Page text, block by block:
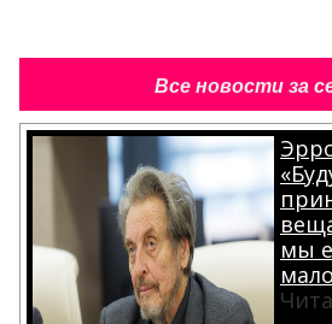
Все новости за
мы